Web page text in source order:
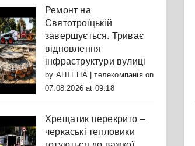
Ремонт на
Святотроїцькій
завершується. Триває
відновлення
інфраструктури вулиці
by АНТЕНА | телекомпаніяon
07.08.2026 at 09:18
Хрещатик перекрито –
черкаські тепловики